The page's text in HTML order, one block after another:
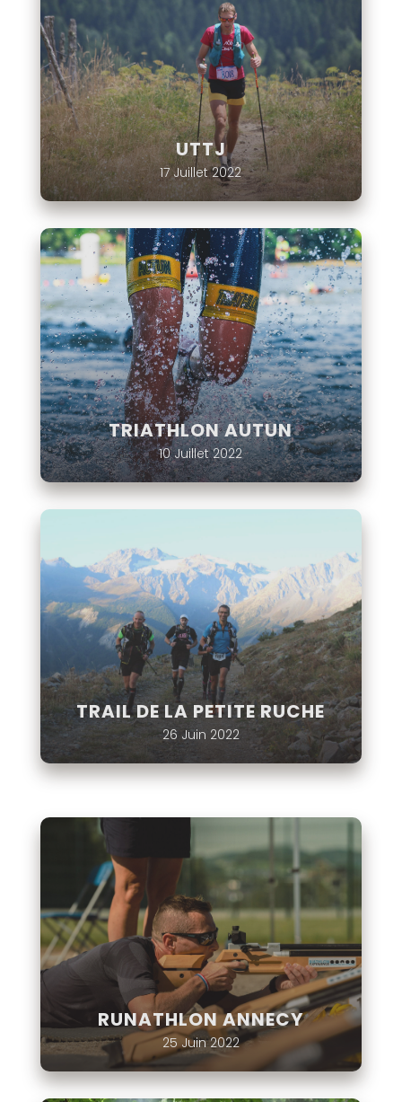
UTTJ
17 Juillet 2022
TRIATHLON AUTUN
10 Juillet 2022
TRAIL DE LA PETITE RUCHE
26 Juin 2022
RUNATHLON ANNECY
25 Juin 2022